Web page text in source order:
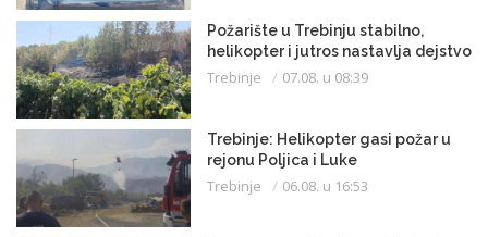
Požarište u Trebinju stabilno,
helikopter i jutros nastavlja dejstvo
Trebinje 07.08. u 08:39
Trebinje: Helikopter gasi požar u
rejonu Poljica i Luke
Trebinje 06.08. u 16:53